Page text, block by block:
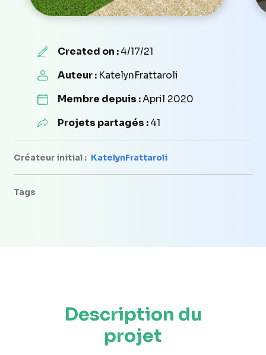
Created on :4/17/21
Auteur : KatelynFrattaroli
Membre depuis :April 2020
Projets partagés :41
Créateur initial : KatelynFrattaroli
Tags
Description du
projet